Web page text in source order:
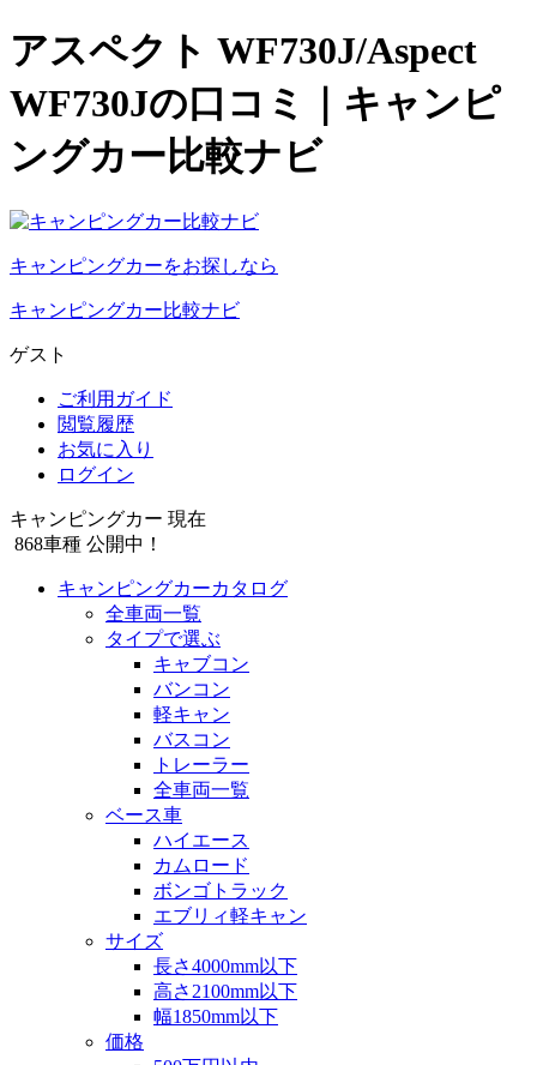
アスペクト WF730J/Aspect
WF730Jの口コミ｜キャンピ
ングカー比較ナビ
キャンピングカーをお探しなら
キャンピングカー比較ナビ
ゲスト
ご利用ガイド
閲覧履歴
お気に入り
ログイン
キャンピングカー 現在
868車種 公開中！
キャンピングカーカタログ
全車両一覧
タイプで選ぶ
キャブコン
バンコン
軽キャン
バスコン
トレーラー
全車両一覧
ベース車
ハイエース
カムロード
ボンゴトラック
エブリィ軽キャン
サイズ
長さ4000mm以下
高さ2100mm以下
幅1850mm以下
価格